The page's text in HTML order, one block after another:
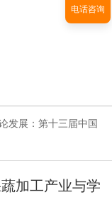
发展：第十三届中国
加工产业与学
电话咨询